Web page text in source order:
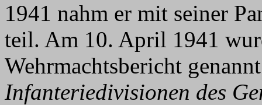
1941 nahm er mit seiner
teil. Am 10. April 1941
Wehrmachtsbericht
Infanteriedivisionen des